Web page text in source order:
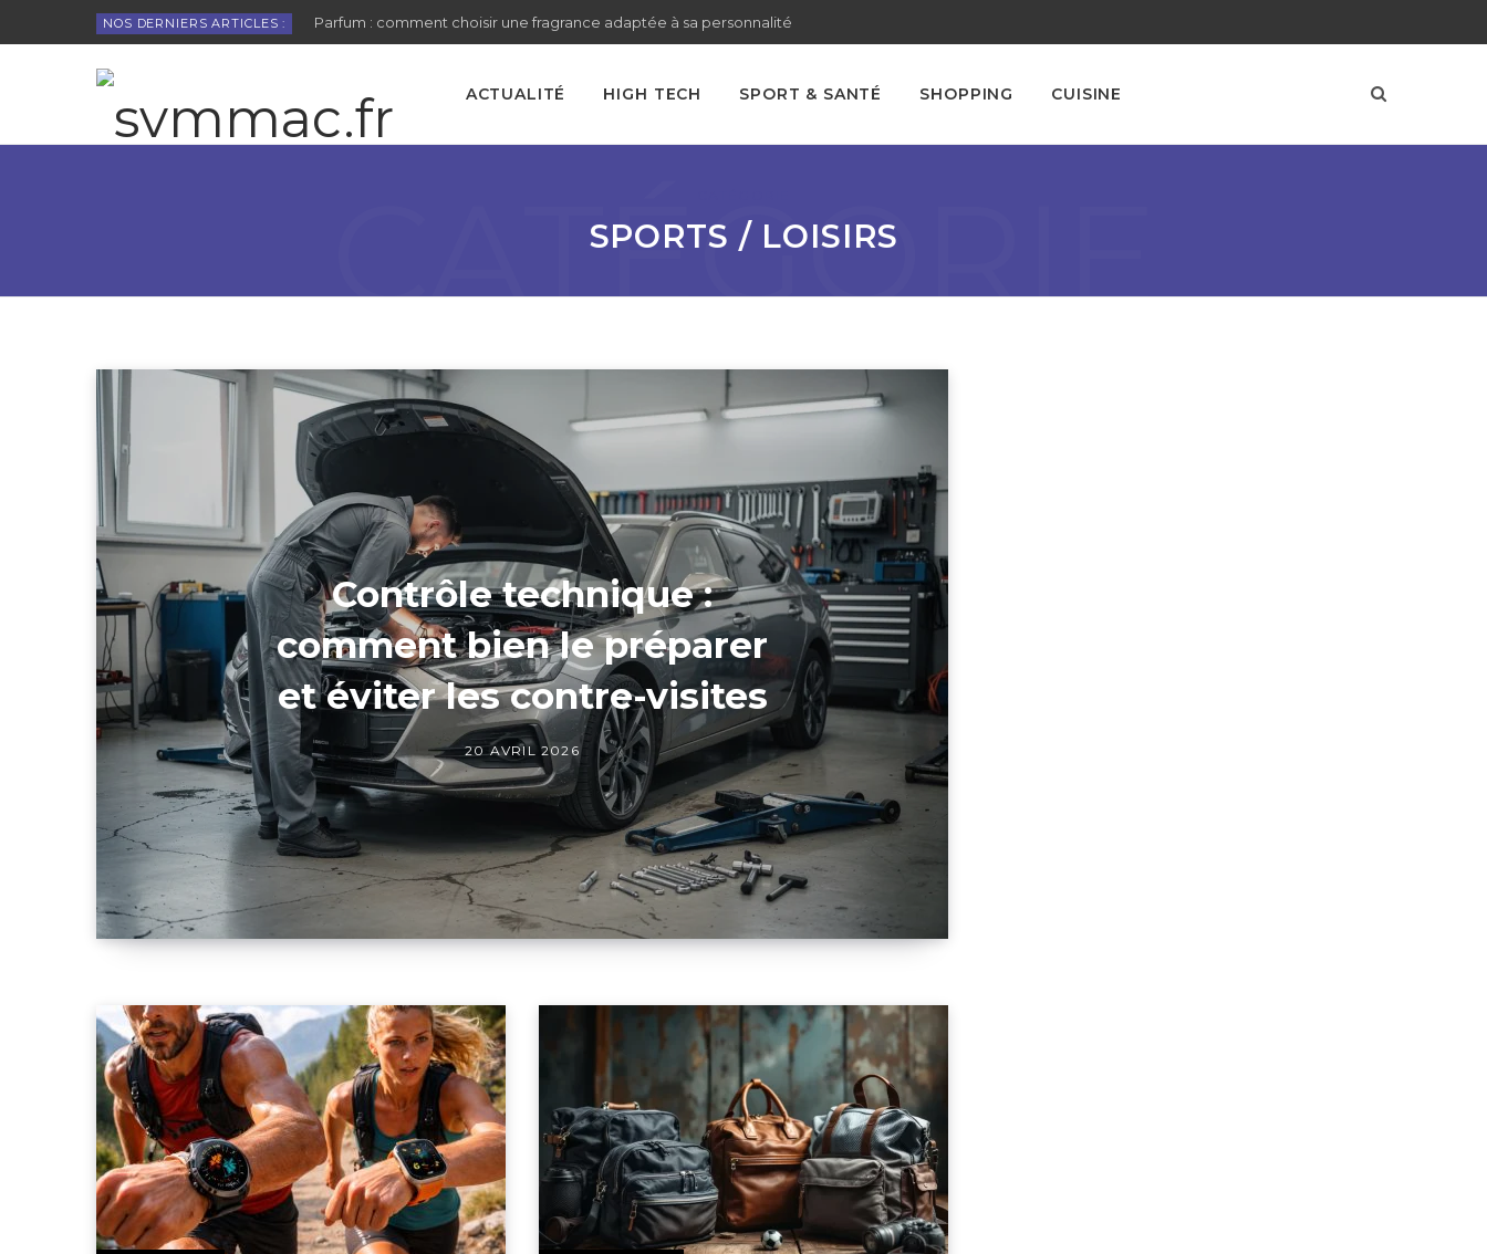
NOS DERNIERS ARTICLES : Parfum : comment choisir une fragrance adaptée à sa personnalité
ACTUALITÉ HIGH TECH SPORT & SANTÉ SHOPPING CUISINE
SPORTS / LOISIRS
CATÉGORIE
Contrôle technique :
comment bien le préparer
et éviter les contre-visites
20 AVRIL 2026